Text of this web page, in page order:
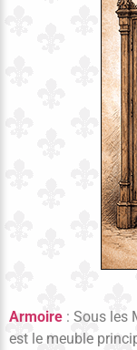
Armoire : Sous les
est le meuble